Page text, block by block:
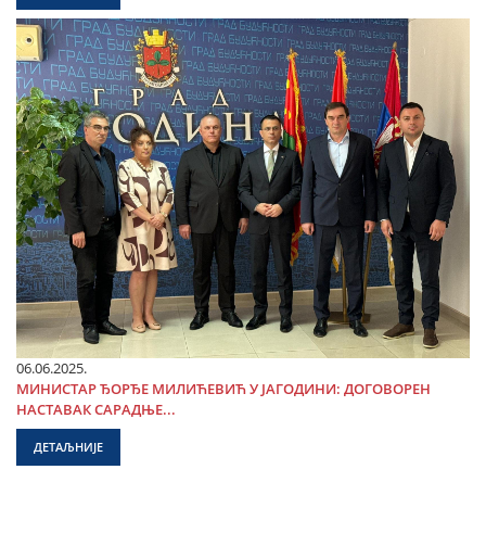
06.06.2025.
МИНИСТАР ЂОРЂЕ МИЛИЋЕВИЋ У ЈАГОДИНИ: ДОГОВОРЕН
НАСТАВАК САРАДЊЕ...
ДЕТАЉНИЈЕ